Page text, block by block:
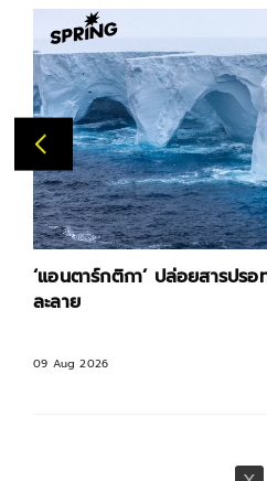
‘แอนตาร์กติกา’ ปล่อยสารปร
ละลาย
09 Aug 2026